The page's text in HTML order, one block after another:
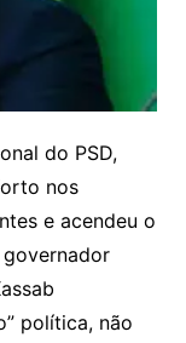
do PSD,
nos
e acendeu o
política, não